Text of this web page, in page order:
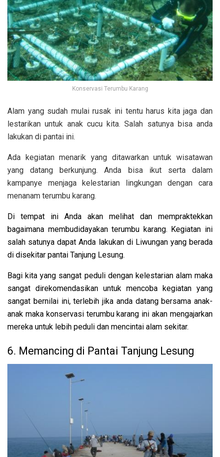
Konservasi Terumbu Karang
Alam yang sudah mulai rusak ini tentu harus kita jaga dan
lestarikan untuk anak cucu kita. Salah satunya bisa anda
lakukan di pantai ini.
Ada kegiatan menarik yang ditawarkan untuk wisatawan
yang datang berkunjung. Anda bisa ikut serta dalam
kampanye menjaga kelestarian lingkungan dengan cara
menanam terumbu karang.
Di tempat ini Anda akan melihat dan mempraktekkan
bagaimana membudidayakan terumbu karang. Kegiatan ini
salah satunya dapat Anda lakukan di Liwungan yang berada
di disekitar pantai Tanjung Lesung.
Bagi kita yang sangat peduli dengan kelestarian alam maka
sangat direkomendasikan untuk mencoba kegiatan yang
sangat bernilai ini, terlebih jika anda datang bersama anak-
anak maka konservasi terumbu karang ini akan mengajarkan
mereka untuk lebih peduli dan mencintai alam sekitar.
6. Memancing di Pantai Tanjung Lesung